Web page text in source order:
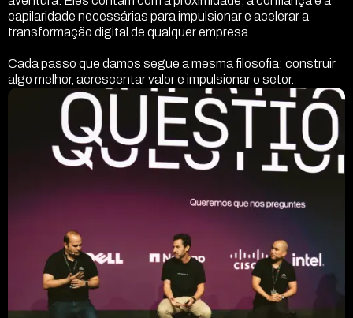
capilaridade necessárias para impulsionar e acelerar a
transformação digital de qualquer empresa.
Cada passo que damos segue a mesma filosofia: construir
algo melhor, acrescentar valor e impulsionar o setor.